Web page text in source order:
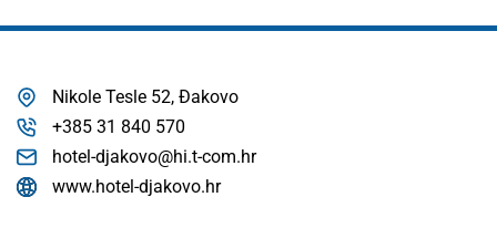
Nikole Tesle 52, Đakovo
+385 31 840 570
hotel-djakovo@hi.t-com.hr
www.hotel-djakovo.hr